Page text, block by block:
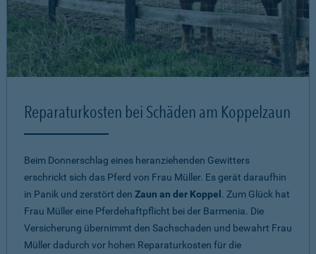
Reparaturkosten bei Schäden am Koppelzaun
Beim Donnerschlag eines heranziehenden Gewitters
erschrickt sich das Pferd von Frau Müller. Es gerät daraufhin
in Panik und zerstört den Zaun an der Koppel . Zum Glück hat
Frau Müller eine Pferdehaftpflicht bei der Barmenia. Die
Versicherung übernimmt den Sachschaden und bewahrt Frau
Müller dadurch vor hohen Reparaturkosten für die